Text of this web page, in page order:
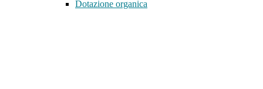
Dotazione organica